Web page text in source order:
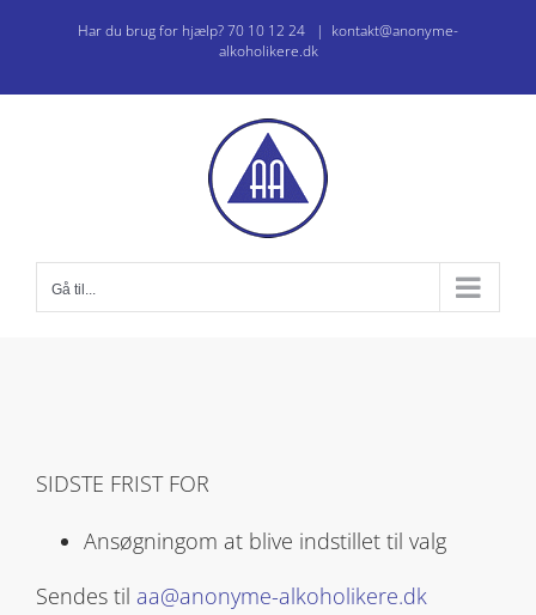
Har du brug for hjælp? 70 10 12 24 | kontakt@anonyme-
alkoholikere.dk
Gå til...
SIDSTE FRIST FOR
Ansøgningom at blive indstillet til valg
Sendes til aa@anonyme-alkoholikere.dk